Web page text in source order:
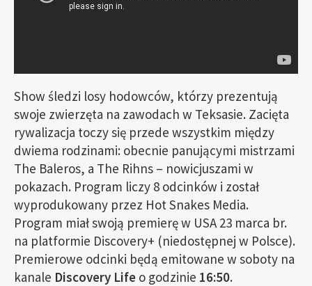
Show śledzi losy hodowców, którzy prezentują
swoje zwierzęta na zawodach w Teksasie. Zacięta
rywalizacja toczy się przede wszystkim między
dwiema rodzinami: obecnie panującymi mistrzami
The Baleros, a The Rihns – nowicjuszami w
pokazach. Program liczy 8 odcinków i został
wyprodukowany przez Hot Snakes Media.
Program miał swoją premierę w USA 23 marca br.
na platformie Discovery+ (niedostępnej w Polsce).
Premierowe odcinki będą emitowane w soboty na
kanale Discovery Life o godzinie 16:50.